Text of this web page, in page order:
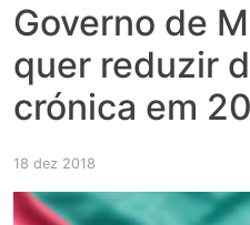
Governo de
quer reduzir
crónica em
18 dez 2018